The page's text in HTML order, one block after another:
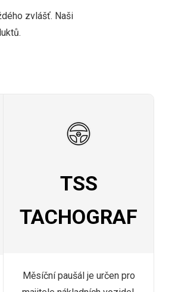
zvlášť. Naši
TSS
TACHOGRAF
Měsíční paušál je určen pro